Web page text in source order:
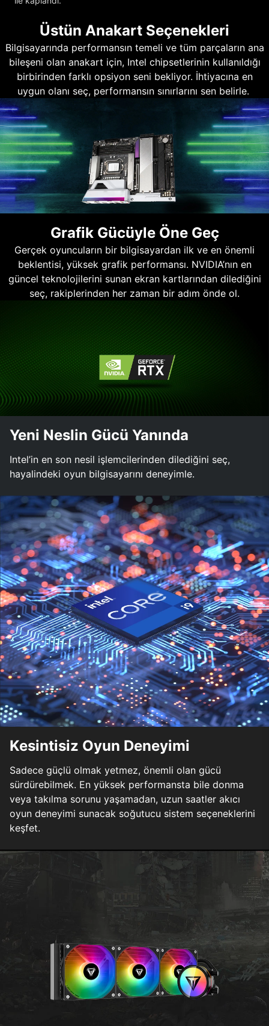
Üstün Anakart Seçenekleri
Bilgisayarında performansın temeli ve tüm parçaların ana
bileşeni olan anakart için, Intel chipsetlerinin kullanıldığı
birbirinden farklı opsiyon seni bekliyor. İhtiyacına en
uygun olanı seç, performansın sınırlarını sen belirle.
Grafik Gücüyle Öne Geç
Gerçek oyuncuların bir bilgisayardan ilk ve en önemli
beklentisi, yüksek grafik performansı. NVIDIA’nın en
güncel teknolojilerini sunan ekran kartlarından dilediğini
seç, rakiplerinden her zaman bir adım önde ol.
Yeni Neslin Gücü Yanında
Intel’in en son nesil işlemcilerinden dilediğini seç,
hayalindeki oyun bilgisayarını deneyimle.
Kesintisiz Oyun Deneyimi
Sadece güçlü olmak yetmez, önemli olan gücü
sürdürebilmek. En yüksek performansta bile donma
veya takılma sorunu yaşamadan, uzun saatler akıcı
oyun deneyimi sunacak soğutucu sistem seçeneklerini
keşfet.